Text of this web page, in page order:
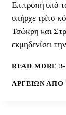
Επιτροπή υπό
υπήρχε τρίτο
Τσώκρη και
εκμηδενίσει
READ MORE
ΑΡΓΕΊΩΝ ΑΠΌ